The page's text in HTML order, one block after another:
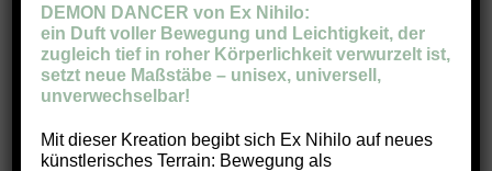
begin with. You might want to try starting
over from the homepage to see if you can
find what you're after from there.
DEMON DANCER von Ex Nihilo:
ein Duft voller Bewegung und Leichtigkeit, der
zugleich tief in roher Körperlichkeit verwurzelt ist,
setzt neue Maßstäbe – unisex, universell,
unverwechselbar!
Mit dieser Kreation begibt sich Ex Nihilo auf neues
künstlerisches Terrain: Bewegung als